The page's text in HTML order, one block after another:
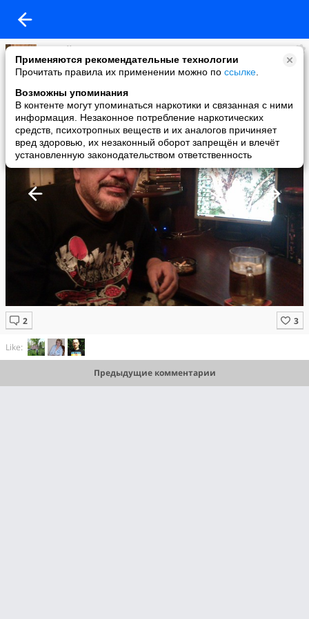
Применяются рекомендательные технологии
Прочитать правила их применении можно по ссылке
Возможны упоминания
В контенте могут упоминаться наркотики и связанная с ними
информация. Незаконное потребление наркотических
средств, психотропных веществ и их аналогов причиняет
вред здоровью, их незаконный оборот запрещён и влечёт
установленную законодательством ответственность
Сергей Захарович
added a photo
04 Oct в 20:04
Like:
Предыдущие комментарии